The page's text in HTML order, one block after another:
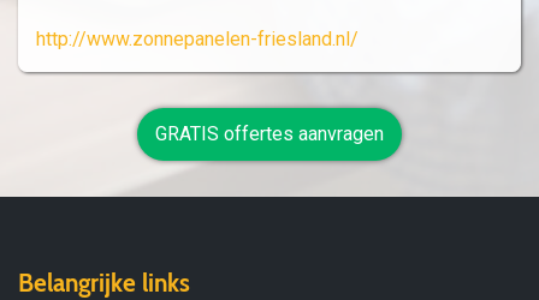
http://www.zonnepanelen-friesland.nl/
GRATIS offertes aanvragen
Belangrijke links